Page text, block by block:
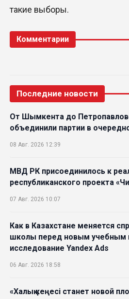
такие выборы.
Комментарии
Последние новости
От Шымкента до
объединили партии в
08 Авг. 2026 12:39
МВД РК присоединилось к
республиканского проекта
07 Авг. 2026 10:07
Как в Казахстане меняется
школы перед новым учебным
исследование Yandex Ads
06 Авг. 2026 18:58
«Халық кеңесі станет новой